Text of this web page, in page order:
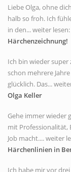
Liebe Olga, ohne
halb so froh. Ich
in den... weiter lesen:
Härchenzeichnung!
Ich bin wieder
schon mehrere
glücklich. Das...
Olga Keller
Gehe immer wieder
mit Professionalität,
Job macht.... weiter
Härchenlinien in
Ich habe mir vor